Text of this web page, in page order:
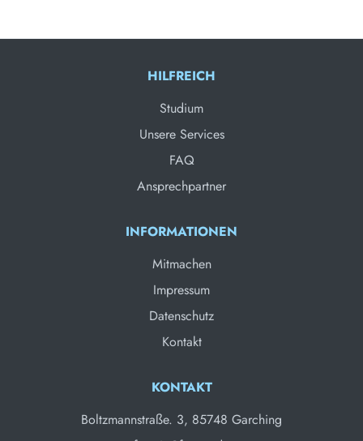
HILFREICH
Studium
Unsere Services
FAQ
Ansprechpartner
INFORMATIONEN
Mitmachen
Impressum
Datenschutz
Kontakt
KONTAKT
Boltzmannstraße. 3, 85748 Garching